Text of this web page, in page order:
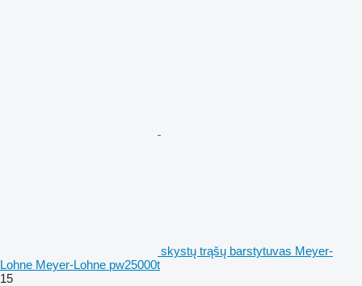
skystų trąšų barstytuvas Meyer-
Lohne Meyer-Lohne pw25000t
15